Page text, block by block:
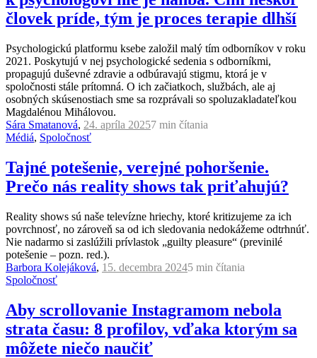
človek príde, tým je proces terapie dlhší
Psychologickú platformu ksebe založil malý tím odborníkov v roku
2021. Poskytujú v nej psychologické sedenia s odborníkmi,
propagujú duševné zdravie a odbúravajú stigmu, ktorá je v
spoločnosti stále prítomná. O ich začiatkoch, službách, ale aj
osobných skúsenostiach sme sa rozprávali so spoluzakladateľkou
Magdalénou Mihálovou.
Sára Smatanová, 24. apríla 20257 min čítania
Médiá, Spoločnosť
Tajné potešenie, verejné pohoršenie.
Prečo nás reality shows tak priťahujú?
Reality shows sú naše televízne hriechy, ktoré kritizujeme za ich
povrchnosť, no zároveň sa od ich sledovania nedokážeme odtrhnúť.
Nie nadarmo si zaslúžili prívlastok „guilty pleasure“ (previnilé
potešenie – pozn. red.).
Barbora Kolejáková, 15. decembra 20245 min čítania
Spoločnosť
Aby scrollovanie Instagramom nebola
strata času: 8 profilov, vďaka ktorým sa
môžete niečo naučiť